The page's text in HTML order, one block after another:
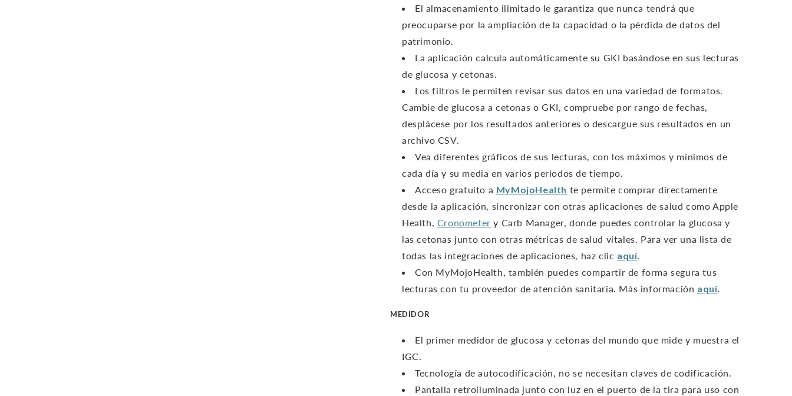
El almacenamiento ilimitado le garantiza que nunca tendrá que
preocuparse por la ampliación de la capacidad o la pérdida de datos del
patrimonio.
La aplicación calcula automáticamente su GKI basándose en sus lecturas
de glucosa y cetonas.
Los filtros le permiten revisar sus datos en una variedad de formatos.
Cambie de glucosa a cetonas o GKI, compruebe por rango de fechas,
desplácese por los resultados anteriores o descargue sus resultados en un
archivo CSV.
Vea diferentes gráficos de sus lecturas, con los máximos y mínimos de
cada día y su media en varios periodos de tiempo.
Acceso gratuito a MyMojoHealth te permite comprar directamente
desde la aplicación, sincronizar con otras aplicaciones de salud como Apple
Health, Cronometer y Carb Manager, donde puedes controlar la glucosa y
las cetonas junto con otras métricas de salud vitales. Para ver una lista de
todas las integraciones de aplicaciones, haz clic aquí.
Con MyMojoHealth, también puedes compartir de forma segura tus
lecturas con tu proveedor de atención sanitaria. Más información aquí.
MEDIDOR
El primer medidor de glucosa y cetonas del mundo que mide y muestra el
IGC.
Tecnología de autocodificación, no se necesitan claves de codificación.
Pantalla retroiluminada junto con luz en el puerto de la tira para uso con